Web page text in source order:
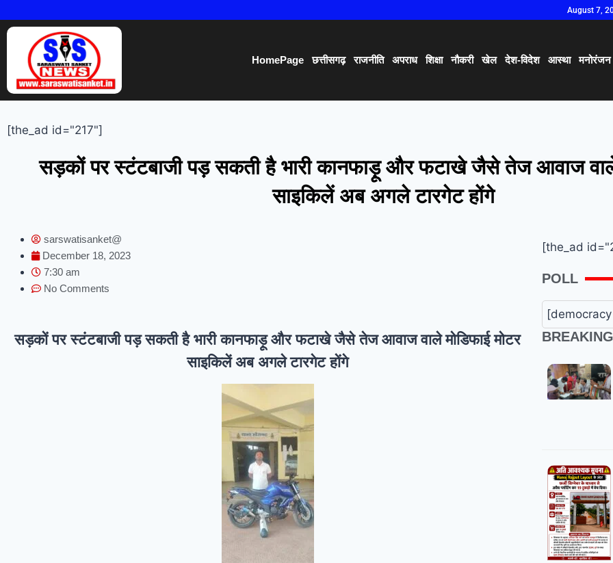
August 7,
HomePage छत्तीसगढ़ राजनीति अपराध शिक्षा नौकरी खेल देश-विदेश आस्था मनोरंजन
[the_ad id="217"]
सड़कों पर स्टंटबाजी पड़ सकती है भारी कानफाड़ू और फटाखे जैसे तेज आवाज वाले
साइकिलें अब अगले टारगेट होंगे
sarswatisanket@
December 18, 2023
7:30 am
No Comments
सड़कों पर स्टंटबाजी पड़ सकती है भारी कानफाड़ू और फटाखे जैसे तेज आवाज वाले मोडिफाई मोटर
साइकिलें अब अगले टारगेट होंगे
[the_ad
POLL